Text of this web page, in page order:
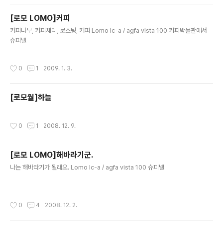
[로모 LOMO]커피
커피나무, 커피체리, 로스팅, 커피 Lomo lc-a / agfa vista 100 커피박물관에서
슈피넬
0 1 2009. 1. 3.
[로모월]하늘
0 1 2008. 12. 9.
[로모 LOMO]해바라기군.
나는 해바라기가 될래요. Lomo lc-a / agfa vista 100 슈피넬
0 4 2008. 12. 2.